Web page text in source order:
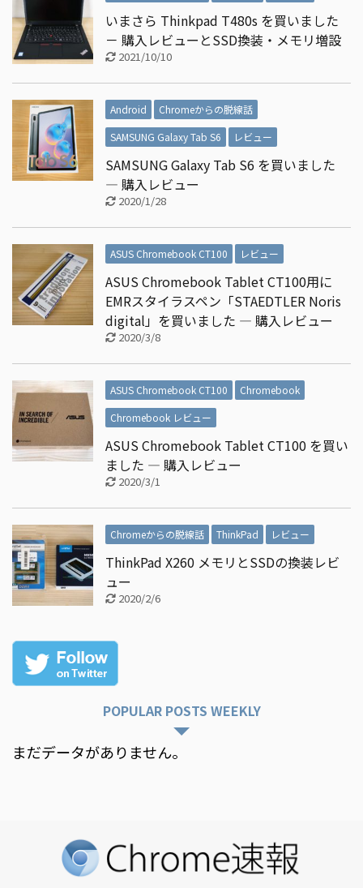
いまさら Thinkpad T480s を買いました
－ 購入レビューとSSD換装・メモリ増設
2021/10/10
Android
Chromeからの脱線話
SAMSUNG Galaxy Tab S6
レビュー
SAMSUNG Galaxy Tab S6 を買いました
― 購入レビュー
2020/1/28
ASUS Chromebook CT100 レビュー
ASUS Chromebook Tablet CT100用に
EMRスタイラスペン「STAEDTLER Noris
digital」を買いました ― 購入レビュー
2020/3/8
ASUS Chromebook CT100
Chromebook
Chromebook レビュー
ASUS Chromebook Tablet CT100 を買い
ました ― 購入レビュー
2020/3/1
Chromeからの脱線話 ThinkPad レビュー
ThinkPad X260 メモリとSSDの換装レビ
ュー
2020/2/6
POPULAR POSTS WEEKLY
まだデータがありません。